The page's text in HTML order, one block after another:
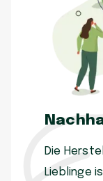
Die
Lieblinge